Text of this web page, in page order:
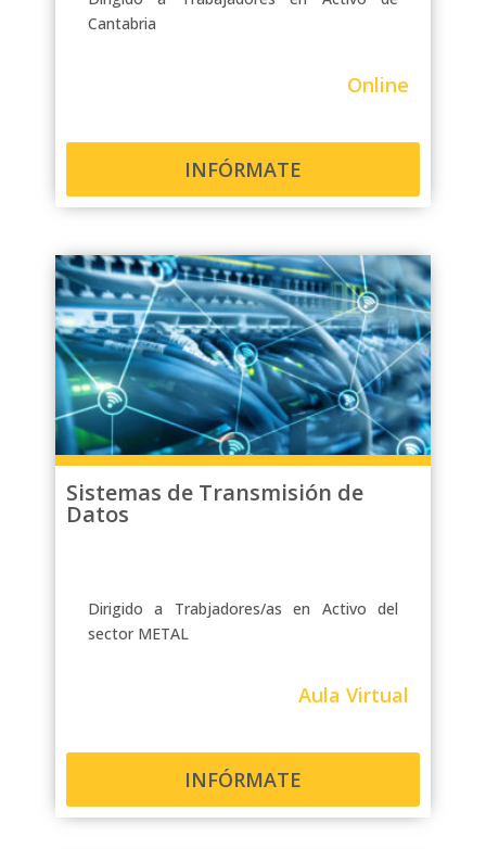
Cantabria
Online
INFÓRMATE
Sistemas de Transmisión de
Datos
Dirigido a Trabjadores/as en Activo del
sector METAL
Aula Virtual
INFÓRMATE